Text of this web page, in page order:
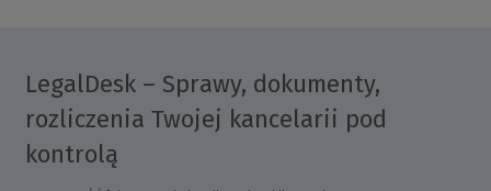
LegalDesk – Sprawy, dokumenty,
rozliczenia Twojej kancelarii pod
kontrolą